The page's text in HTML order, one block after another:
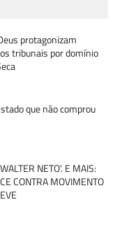
protagonizam
tribunais por domínio
que não comprou
NETO'. E MAIS:
CONTRA MOVIMENTO